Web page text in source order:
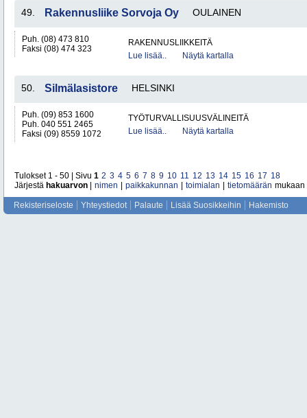
49. Rakennusliike Sorvoja Oy OULAINEN
Puh. (08) 473 810
Faksi (08) 474 323
RAKENNUSLIIKKEITÄ
Lue lisää..
Näytä kartalla
50. Silmälasistore HELSINKI
Puh. (09) 853 1600
Puh. 040 551 2465
Faksi (09) 8559 1072
TYÖTURVALLISUUSVÄLINEITÄ
Lue lisää..
Näytä kartalla
Tulokset 1 - 50 | Sivu 1 2 3 4 5 6 7 8 9 10 11 12 13 14 15 16 17 18
Järjestä hakuarvon nimen paikkakunnan toimialan tietomäärän mukaan
Rekisteriseloste Yhteystiedot Palaute Lisää Suosikkeihin Hakemisto